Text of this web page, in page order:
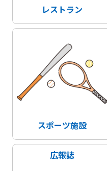
レストラン
スポーツ施設
広報誌